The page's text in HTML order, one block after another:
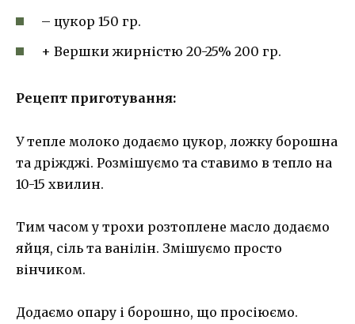
– цукор 150 гр.
+ Вершки жирністю 20-25% 200 гр.
Рецепт приготування:
У тепле молоко додаємо цукор, ложку борошна
та дріжджі. Розмішуємо та ставимо в тепло на
10-15 хвилин.
Тим часом у трохи розтоплене масло додаємо
яйця, сіль та ванілін. Змішуємо просто
вінчиком.
Додаємо опару і борошно, що просіюємо.